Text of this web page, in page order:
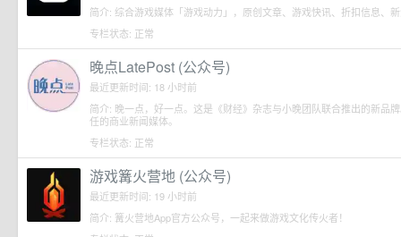
简介: 综合游戏媒体「游戏动力」，原创文章、游戏快讯、折扣信息、
专栏状态: 正常
晚点LatePost (公众号)
最近更新时间: 18 小时前
简介: 晚一点，好一点。这是《财经》杂志与小晚团队联合推出的新品
任的商业新闻媒体。
专栏状态: 正常
游戏篝火营地 (公众号)
最近更新时间: 19 小时前
简介: 篝火营地App官方公众号，一起来做游戏文化传火者！